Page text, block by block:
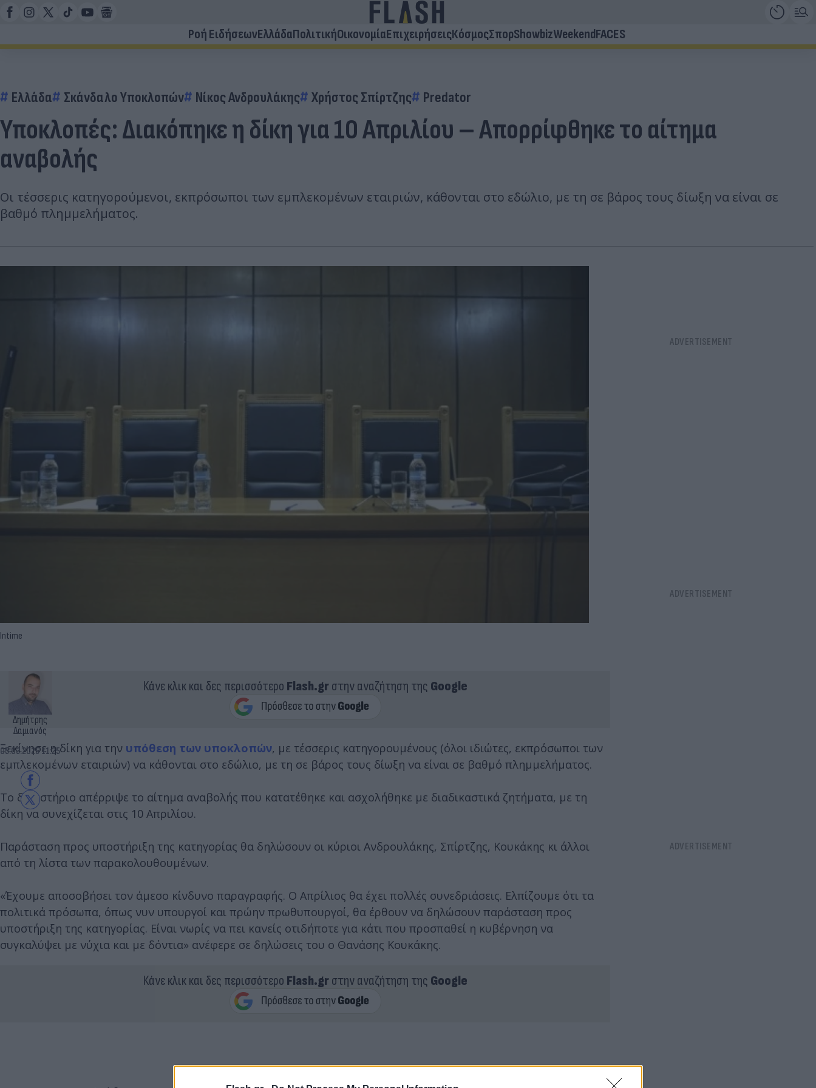
Ροή ΕιδήσεωνΕλλάδαΠολιτικήΟικονομίαΕπιχειρήσειςΚόσμοςΣπορShowbizWeekendFACES
Ελλάδα Σκάνδαλο Υποκλοπών Νίκος Ανδρουλάκης Χρήστος Σπίρτζης Predator
Υποκλοπές: Διακόπηκε η δίκη για 10 Απριλίου – Απορρίφθηκε το αίτημα
αναβολής
Οι τέσσερις κατηγορούμενοι, εκπρόσωποι των εμπλεκομένων εταιριών, κάθονται στο εδώλιο, με τη σε βάρος τους δίωξη να είναι σε
βαθμό πλημμελήματος.
Intime
Δημήτρης
Δαμιανός
05.03.2025 11:25
Κάνε κλικ και δες περισσότερο Flash.grστην αναζήτηση της Google
Ξεκίνησε η δίκη για την υπόθεση των υποκλοπών, με τέσσερις κατηγορουμένους (όλοι ιδιώτες, εκπρόσωποι των
εμπλεκομένων εταιριών) να κάθονται στο εδώλιο, με τη σε βάρος τους δίωξη να είναι σε βαθμό πλημμελήματος.
Το δικαστήριο απέρριψε το αίτημα αναβολής που κατατέθηκε και ασχολήθηκε με διαδικαστικά ζητήματα, με τη
δίκη να συνεχίζεται στις 10 Απριλίου.
Παράσταση προς υποστήριξη της κατηγορίας θα δηλώσουν οι κύριοι Ανδρουλάκης, Σπίρτζης, Κουκάκης κι άλλοι
από τη λίστα των παρακολουθουμένων.
«Έχουμε αποσοβήσει τον άμεσο κίνδυνο παραγραφής. Ο Απρίλιος θα έχει πολλές συνεδριάσεις. Ελπίζουμε ότι τα
πολιτικά πρόσωπα, όπως νυν υπουργοί και πρώην πρωθυπουργοί, θα έρθουν να δηλώσουν παράσταση προς
υποστήριξη της κατηγορίας. Είναι νωρίς να πει κανείς οτιδήποτε για κάτι που προσπαθεί η κυβέρνηση να
συγκαλύψει με νύχια και με δόντια» ανέφερε σε δηλώσεις του ο Θανάσης Κουκάκης.
Κάνε κλικ και δες περισσότερο Flash.grστην αναζήτηση της Google